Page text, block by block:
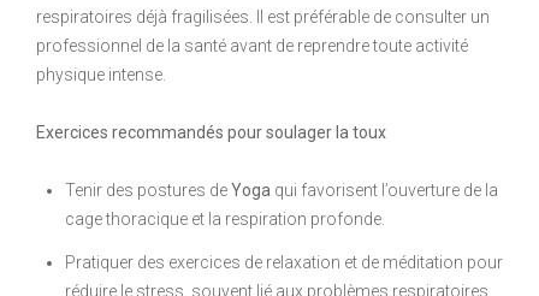
respiratoires déjà fragilisées. Il est préférable de consulter un
professionnel de la santé avant de reprendre toute activité
physique intense.
Exercices recommandés pour soulager la toux
Tenir des postures deYoga qui favorisent l’ouverture de la
cage thoracique et la respiration profonde.
Pratiquer des exercices de relaxation et de méditation pour
réduire le stress, souvent lié aux problèmes respiratoires.